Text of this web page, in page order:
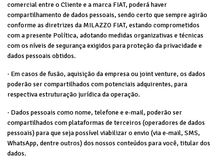
comercial entre o Cliente e a marca FIAT, poderá haver
compartilhamento de dados pessoais, sendo certo que sempre agirão
conforme as diretrizes da MILAZZO FIAT, estando comprometidos
com a presente Política, adotando medidas organizativas e técnicas
com os níveis de segurança exigidos para proteção da privacidade e
dados pessoais obtidos.
· Em casos de fusão, aquisição da empresa ou joint venture, os dados
poderão ser compartilhados com potenciais adquirentes, para
respectiva estruturação jurídica da operação.
· Dados pessoais como nome, telefone e e-mail, poderão ser
compartilhados com plataformas de terceiros (operadores de dados
pessoais) para que seja possível viabilizar o envio (via e-mail, SMS,
WhatsApp, dentre outros) dos nossos conteúdos para você, titular dos
dados.